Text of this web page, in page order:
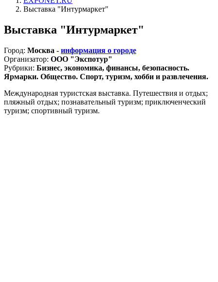
Выставка "Интурмаркет"
Выставка "Интурмаркет"
Город: Москва - информация о городе
Организатор: ООО "Экспотур"
Рубрики: Бизнес, экономика, финансы, безопасность.
Ярмарки. Общество. Спорт, туризм, хобби и развлечения.
Международная туристская выставка. Путешествия и отдых;
пляжный отдых; познавательный туризм; приключенческий
туризм; спортивный туризм.